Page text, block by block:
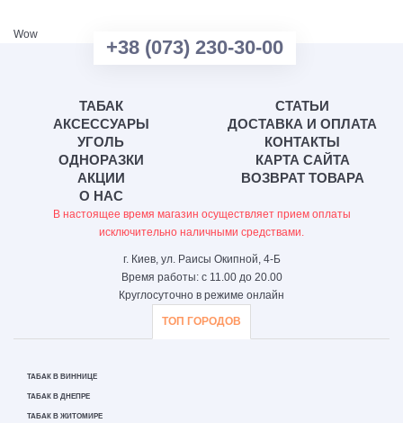
Wow
+38 (073) 230-30-00
ТАБАК
АКСЕССУАРЫ
УГОЛЬ
ОДНОРАЗКИ
АКЦИИ
О НАС
СТАТЬИ
ДОСТАВКА И ОПЛАТА
КОНТАКТЫ
КАРТА САЙТА
ВОЗВРАТ ТОВАРА
В настоящее время магазин осуществляет прием оплаты
исключительно наличными средствами.
г. Киев, ул. Раисы Окипной, 4-Б
Время работы: с 11.00 до 20.00
Круглосуточно в режиме онлайн
ТОП ГОРОДОВ
ТАБАК В ВИННИЦЕ
ТАБАК В ДНЕПРЕ
ТАБАК В ЖИТОМИРЕ